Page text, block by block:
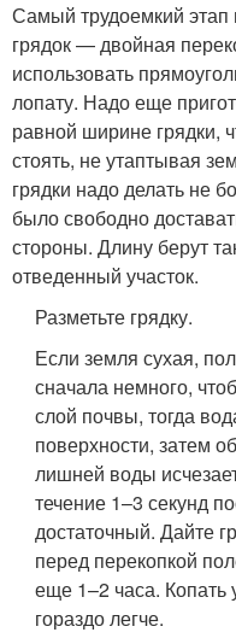
Самый трудоемкий этап
грядок — двойная
использовать
лопату. Надо еще
равной ширине грядки,
стоять, не утаптывая
грядки надо делать не
было свободно
стороны. Длину берут
отведенный участок.
Разметьте грядку.
Если земля сухая,
сначала немного,
слой почвы, тогда
поверхности, затем
лишней воды
течение 1–3 секунд
достаточный. Дайте
перед перекопкой
еще 1–2 часа.
гораздо легче.